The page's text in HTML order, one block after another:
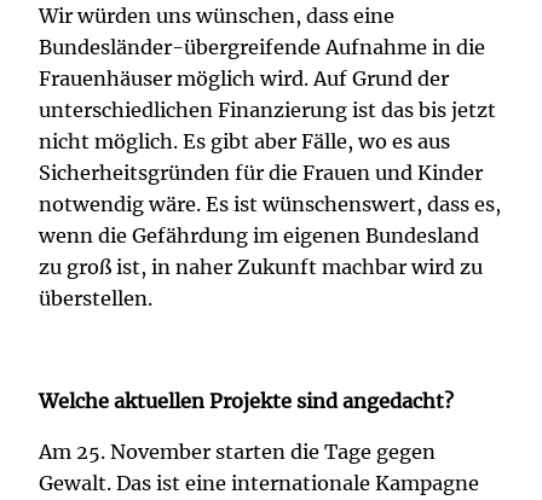
Wir würden uns wünschen, dass eine
Bundesländer-übergreifende Aufnahme in die
Frauenhäuser möglich wird. Auf Grund der
unterschiedlichen Finanzierung ist das bis jetzt
nicht möglich. Es gibt aber Fälle, wo es aus
Sicherheitsgründen für die Frauen und Kinder
notwendig wäre. Es ist wünschenswert, dass es,
wenn die Gefährdung im eigenen Bundesland
zu groß ist, in naher Zukunft machbar wird zu
überstellen.
Welche aktuellen Projekte sind angedacht?
Am 25. November starten die Tage gegen
Gewalt. Das ist eine internationale Kampagne